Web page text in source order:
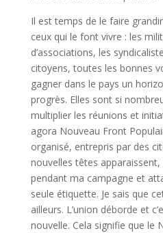
Il est temps de le faire
ceux qui le font vivre : les
d’associations, les
citoyens, toutes les bonnes
gagner dans le pays un
progrès. Elles sont si
multiplier les réunions et
agora Nouveau Front
organisé, entrepris par des
nouvelles têtes
pendant ma campagne et
seule étiquette. Je sais que
ailleurs. L’union déborde et
nouvelle. Cela signifie que le